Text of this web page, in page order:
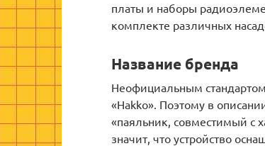
платы и наборы
комплекте различных
Название бренда
Неофициальным
«Hakko». Поэтому в
«паяльник, совместимый с
значит, что устройство